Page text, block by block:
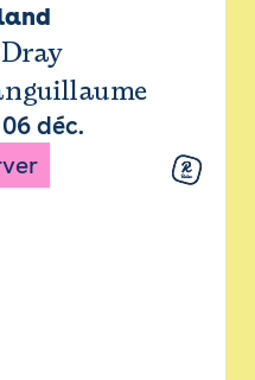
06 déc.